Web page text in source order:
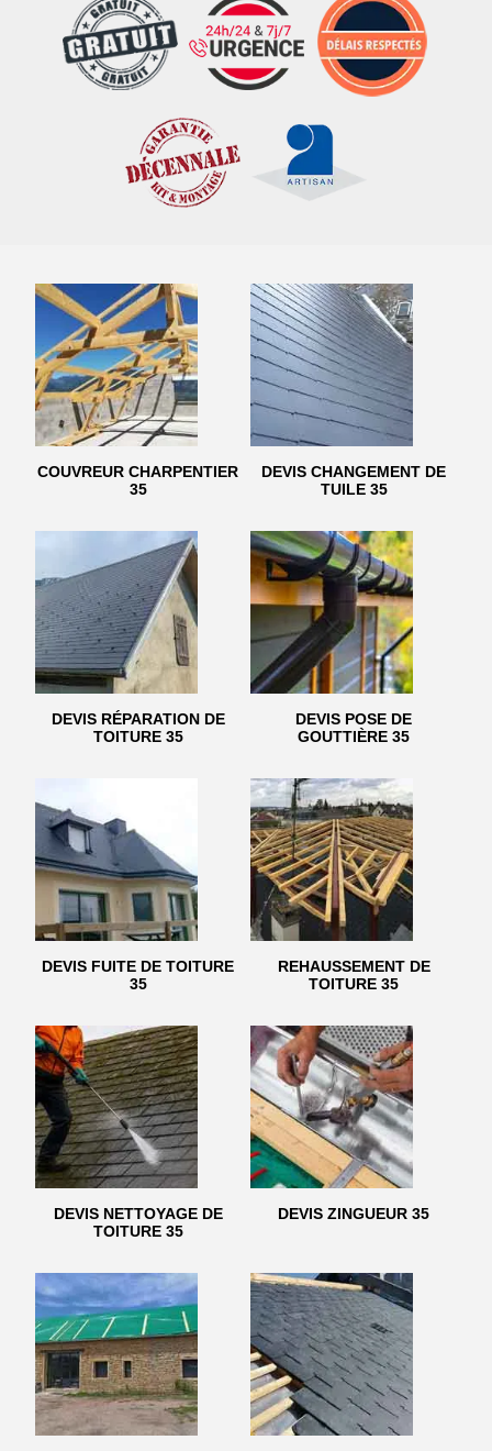
COUVREUR CHARPENTIER
35
DEVIS CHANGEMENT DE
TUILE 35
DEVIS RÉPARATION DE
TOITURE 35
DEVIS POSE DE
GOUTTIÈRE 35
DEVIS FUITE DE TOITURE
35
REHAUSSEMENT DE
TOITURE 35
DEVIS NETTOYAGE DE
TOITURE 35
DEVIS ZINGUEUR 35